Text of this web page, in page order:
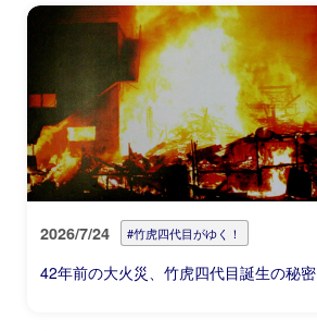
2026/7/24 #竹虎四代目がゆく！
42年前の大火災、竹虎四代目誕生の秘密